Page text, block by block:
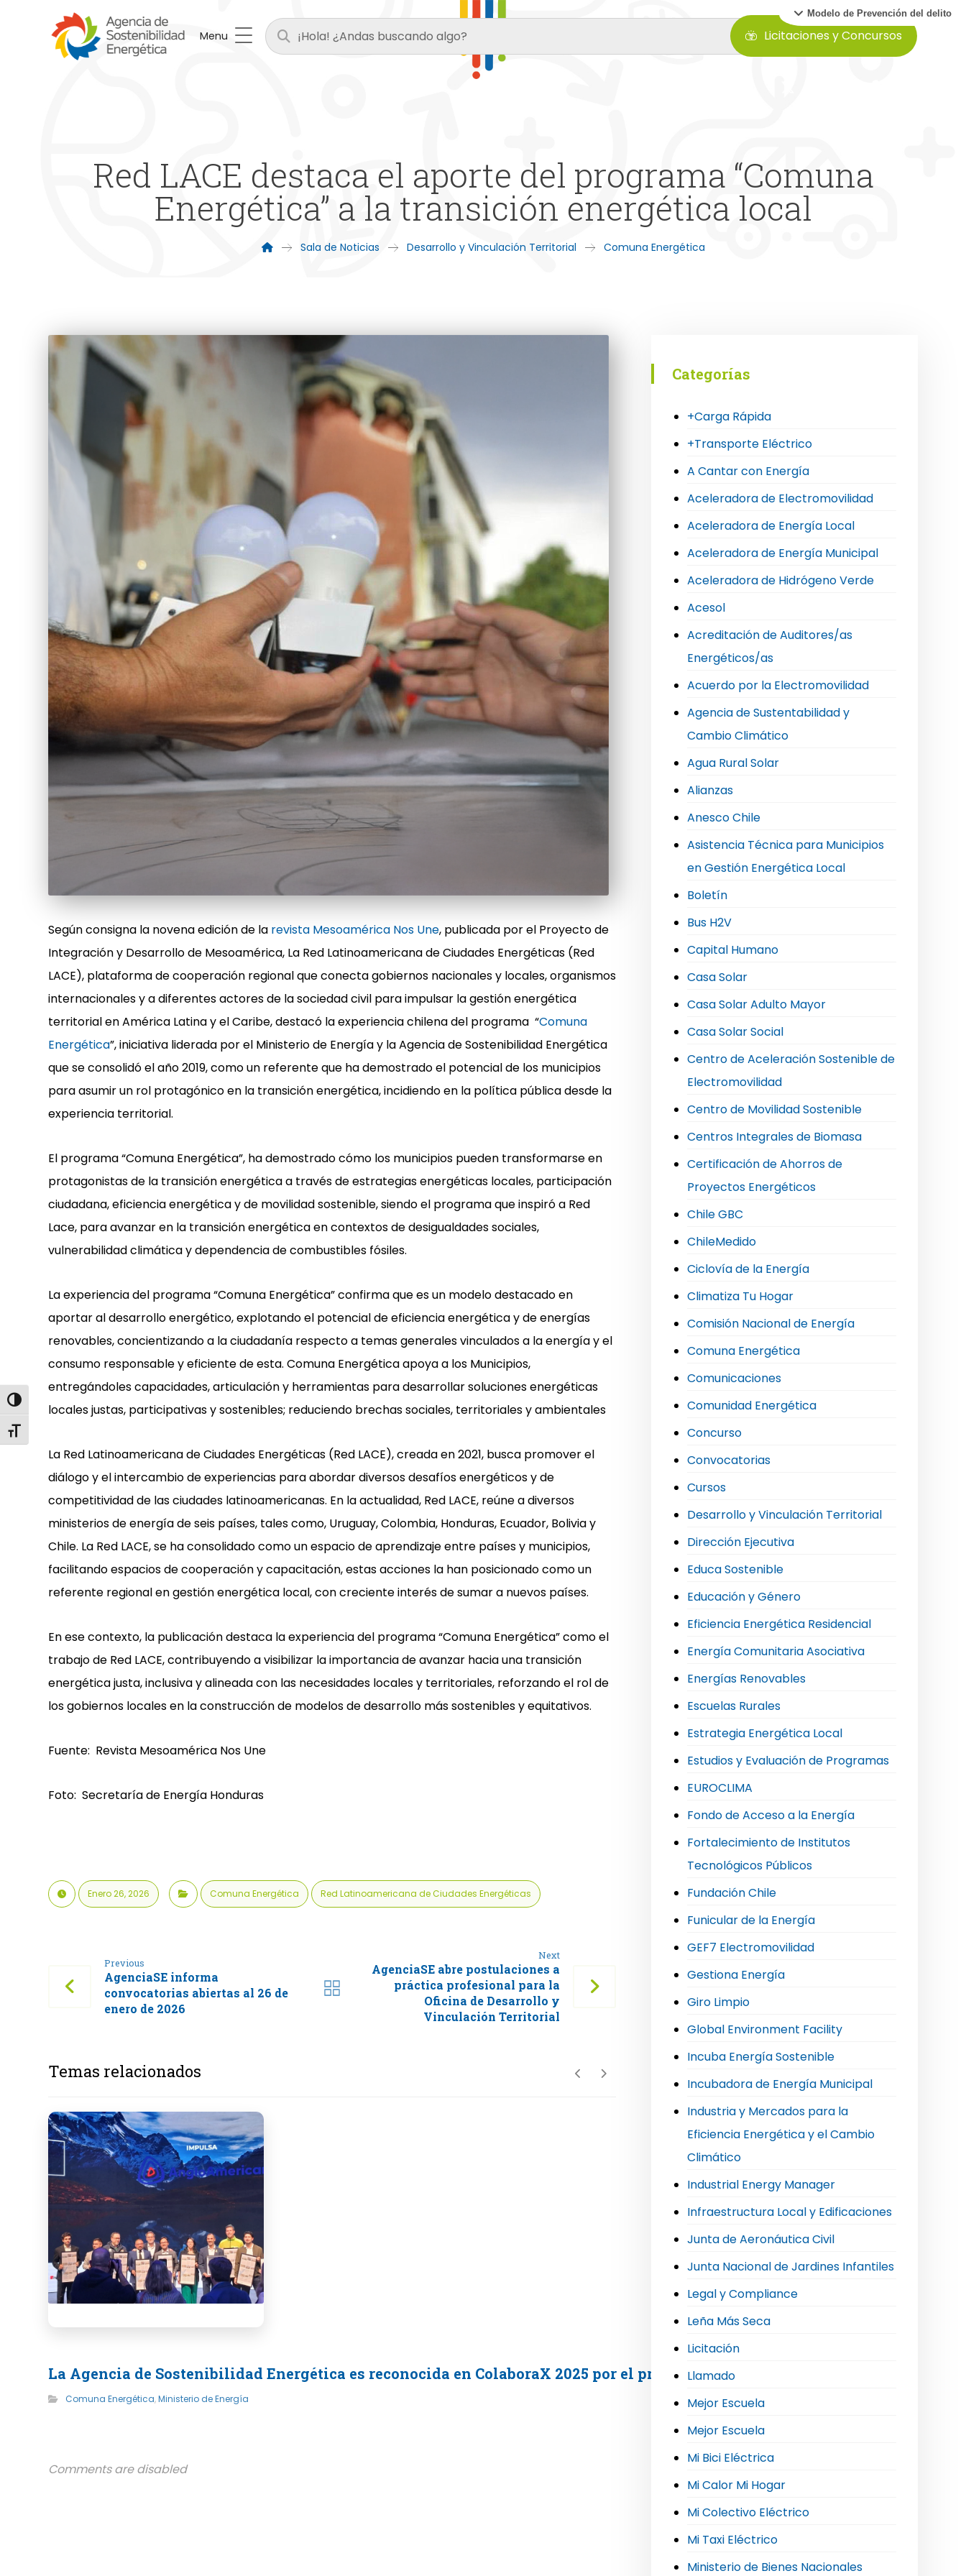
Alternar alto contraste
Alternar tamaño de letra
Modelo de Prevención del delito
Menu Licitaciones y Concursos
Red LACE destaca el aporte del programa “Comuna
Energética” a la transición energética local
Sala de Noticias Desarrollo y Vinculación Territorial Comuna Energética
Según consigna la novena edición de la revista Mesoamérica Nos Une, publicada por el Proyecto de
Integración y Desarrollo de Mesoamérica, La Red Latinoamericana de Ciudades Energéticas (Red
LACE), plataforma de cooperación regional que conecta gobiernos nacionales y locales, organismos
internacionales y a diferentes actores de la sociedad civil para impulsar la gestión energética
territorial en América Latina y el Caribe, destacó la experiencia chilena del programa “Comuna
Energética”, iniciativa liderada por el Ministerio de Energía y la Agencia de Sostenibilidad Energética
que se consolidó el año 2019, como un referente que ha demostrado el potencial de los municipios
para asumir un rol protagónico en la transición energética, incidiendo en la política pública desde la
experiencia territorial.
El programa “Comuna Energética”, ha demostrado cómo los municipios pueden transformarse en
protagonistas de la transición energética a través de estrategias energéticas locales, participación
ciudadana, eficiencia energética y de movilidad sostenible, siendo el programa que inspiró a Red
Lace, para avanzar en la transición energética en contextos de desigualdades sociales,
vulnerabilidad climática y dependencia de combustibles fósiles.
La experiencia del programa “Comuna Energética” confirma que es un modelo destacado en
aportar al desarrollo energético, explotando el potencial de eficiencia energética y de energías
renovables, concientizando a la ciudadanía respecto a temas generales vinculados a la energía y el
consumo responsable y eficiente de esta. Comuna Energética apoya a los Municipios,
entregándoles capacidades, articulación y herramientas para desarrollar soluciones energéticas
locales justas, participativas y sostenibles; reduciendo brechas sociales, territoriales y ambientales
La Red Latinoamericana de Ciudades Energéticas (Red LACE), creada en 2021, busca promover el
diálogo y el intercambio de experiencias para abordar diversos desafíos energéticos y de
competitividad de las ciudades latinoamericanas. En la actualidad, Red LACE, reúne a diversos
ministerios de energía de seis países, tales como, Uruguay,Colombia, Honduras, Ecuador, Bolivia y
Chile. La Red LACE, se ha consolidado como un espacio de aprendizaje entre países y municipios,
facilitando espacios de cooperación y capacitación, estas acciones la han posicionado como un
referente regional en gestión energética local, con creciente interés de sumar a nuevos países.
En ese contexto, la publicación destaca la experiencia del programa “Comuna Energética” como el
trabajo de Red LACE, contribuyendo a visibilizar la importancia de avanzar hacia una transición
energética justa, inclusiva y alineada con las necesidades locales y territoriales, reforzando el rol de
los gobiernos locales en la construcción de modelos de desarrollo más sostenibles y equitativos.
Fuente: Revista Mesoamérica Nos Une
Foto: Secretaría de Energía Honduras
Enero 26, 2026 Comuna Energética Red Latinoamericana de Ciudades Energéticas
Previous
AgenciaSE informa
convocatorias abiertas al 26 de
enero de 2026
Next
AgenciaSE abre postulaciones a
práctica profesional para la
Oficina de Desarrollo y
Vinculación Territorial
Temas relacionados
La Agencia de Sostenibilidad Energética es reconocida en ColaboraX 2025 por el programa Comuna Energética
Comuna Energética,Ministerio de Energía
Comments are disabled
Categorías
+Carga Rápida
+Transporte Eléctrico
A Cantar con Energía
Aceleradora de Electromovilidad
Aceleradora de Energía Local
Aceleradora de Energía Municipal
Aceleradora de Hidrógeno Verde
Acesol
Acreditación de Auditores/as
Energéticos/as
Acuerdo por la Electromovilidad
Agencia de Sustentabilidad y
Cambio Climático
Agua Rural Solar
Alianzas
Anesco Chile
Asistencia Técnica para Municipios
en Gestión Energética Local
Boletín
Bus H2V
Capital Humano
Casa Solar
Casa Solar Adulto Mayor
Casa Solar Social
Centro de Aceleración Sostenible de
Electromovilidad
Centro de Movilidad Sostenible
Centros Integrales de Biomasa
Certificación de Ahorros de
Proyectos Energéticos
Chile GBC
ChileMedido
Ciclovía de la Energía
Climatiza Tu Hogar
Comisión Nacional de Energía
Comuna Energética
Comunicaciones
Comunidad Energética
Concurso
Convocatorias
Cursos
Desarrollo y Vinculación Territorial
Dirección Ejecutiva
Educa Sostenible
Educación y Género
Eficiencia Energética Residencial
Energía Comunitaria Asociativa
Energías Renovables
Escuelas Rurales
Estrategia Energética Local
Estudios y Evaluación de Programas
EUROCLIMA
Fondo de Acceso a la Energía
Fortalecimiento de Institutos
Tecnológicos Públicos
Fundación Chile
Funicular de la Energía
GEF7 Electromovilidad
Gestiona Energía
Giro Limpio
Global Environment Facility
Incuba Energía Sostenible
Incubadora de Energía Municipal
Industria y Mercados para la
Eficiencia Energética y el Cambio
Climático
Industrial Energy Manager
Infraestructura Local y Edificaciones
Junta de Aeronáutica Civil
Junta Nacional de Jardines Infantiles
Legal y Compliance
Leña Más Seca
Licitación
Llamado
Mejor Escuela
Mejor Escuela
Mi Bici Eléctrica
Mi Calor Mi Hogar
Mi Colectivo Eléctrico
Mi Taxi Eléctrico
Ministerio de Bienes Nacionales